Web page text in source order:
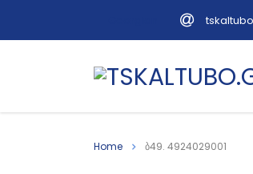
Home ბ49. 4924029001